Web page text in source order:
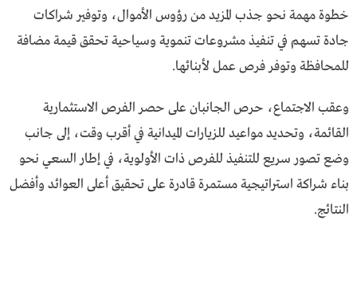
خطوة مهمة نحو جذب المزيد من رؤوس الأموال، وتوفير شراكات
جادة تسهم في تنفيذ مشروعات تنموية وسياحية تحقق قيمة مضافة
للمحافظة وتوفر فرص عمل لأبنائها.
وعقب الاجتماع، حرص الجانبان على حصر الفرص الاستثمارية
القائمة، وتحديد مواعيد للزيارات الميدانية في أقرب وقت، إلى جانب
وضع تصور سريع للتنفيذ للفرص ذات الأولوية، في إطار السعي نحو
بناء شراكة استراتيجية مستمرة قادرة على تحقيق أعلى العوائد وأفضل
النتائج.